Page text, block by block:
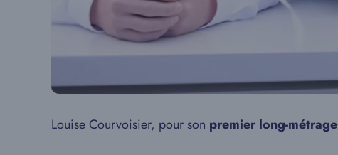
Louise Courvoisier, pour son premier long-métrage